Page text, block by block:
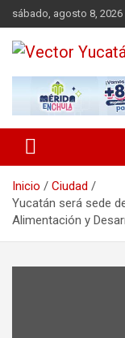
Saltar
al
contenido
sábado, agosto 8, 2026
Vector
Inicio
Ciudad
Yucatán será sede
Alimentación y